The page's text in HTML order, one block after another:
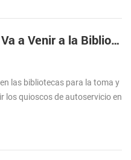
Quiosco de autoservicio Va a Venir a la Biblioteca
las bibliotecas para la toma y
los quioscos de autoservicio en